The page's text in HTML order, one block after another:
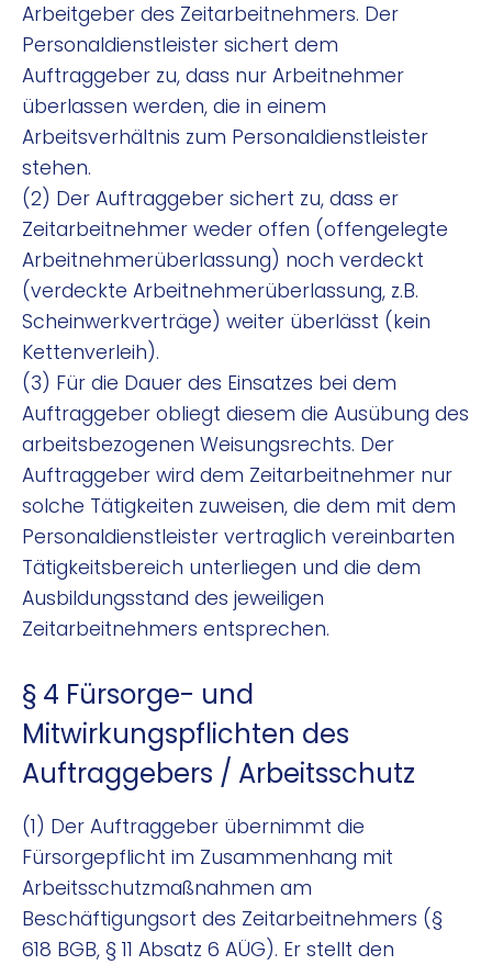
Arbeitgeber des Zeitarbeitnehmers. Der
Personaldienstleister sichert dem
Auftraggeber zu, dass nur Arbeitnehmer
überlassen werden, die in einem
Arbeitsverhältnis zum Personaldienstleister
stehen.
(2) Der Auftraggeber sichert zu, dass er
Zeitarbeitnehmer weder offen (offengelegte
Arbeitnehmerüberlassung) noch verdeckt
(verdeckte Arbeitnehmerüberlassung, z.B.
Scheinwerkverträge) weiter überlässt (kein
Kettenverleih).
(3) Für die Dauer des Einsatzes bei dem
Auftraggeber obliegt diesem die Ausübung des
arbeitsbezogenen Weisungsrechts. Der
Auftraggeber wird dem Zeitarbeitnehmer nur
solche Tätigkeiten zuweisen, die dem mit dem
Personaldienstleister vertraglich vereinbarten
Tätigkeitsbereich unterliegen und die dem
Ausbildungsstand des jeweiligen
Zeitarbeitnehmers entsprechen.
§ 4 Fürsorge- und
Mitwirkungspflichten des
Auftraggebers / Arbeitsschutz
(1) Der Auftraggeber übernimmt die
Fürsorgepflicht im Zusammenhang mit
Arbeitsschutzmaßnahmen am
Beschäftigungsort des Zeitarbeitnehmers (§
618 BGB, § 11 Absatz 6 AÜG). Er stellt den